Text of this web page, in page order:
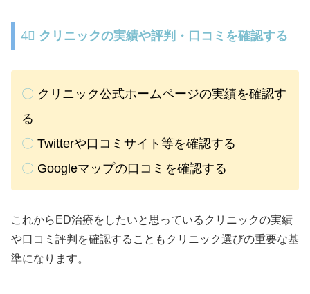
4⃣ クリニックの実績や評判・口コミを確認する
〇 クリニック公式ホームページの実績を確認す
る
〇 Twitterや口コミサイト等を確認する
〇 Googleマップの口コミを確認する
これからED治療をしたいと思っているクリニックの実績
や口コミ評判を確認することもクリニック選びの重要な基
準になります。